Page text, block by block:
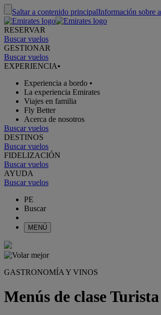
Saltar a contenido principalInformación sobre
RESERVAR
Buscar vuelos
GESTIONAR
Buscar vuelos
EXPERIENCIA•
Experiencia a bordo •
La experiencia Emirates
Viajes en familia
Fly Better
Acerca de nosotros
Buscar vuelos
DESTINOS
Buscar vuelos
FIDELIZACIÓN
Buscar vuelos
AYUDA
Buscar vuelos
PE
Buscar
MENÚ
GASTRONOMÍA Y VINOS
Menús de clase Turista